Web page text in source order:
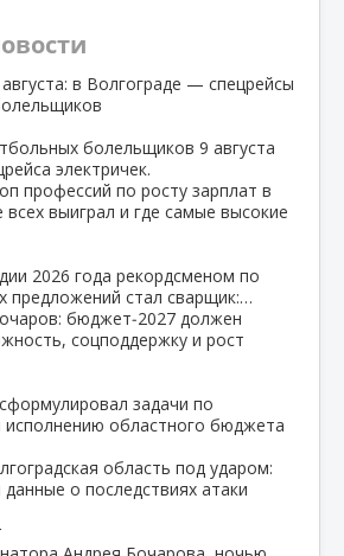
в Волгограде — спецрейсы
болельщиков 9 августа
электричек.
профессий по росту зарплат в
выиграл и где самые высокие
2026 года рекордсменом по
предложений стал сварщик:…
бюджет‑2027 должен
соцподдержку и рост
задачи по
областного бюджета
область под ударом:
о последствиях атаки